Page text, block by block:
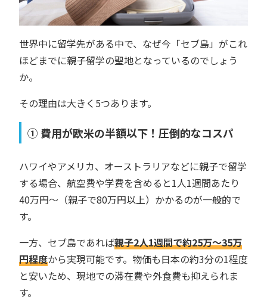
世界中に留学先がある中で、なぜ今「セブ島」がこれ
ほどまでに親子留学の聖地となっているのでしょう
か。
その理由は大きく5つあります。
① 費用が欧米の半額以下！圧倒的なコスパ
ハワイやアメリカ、オーストラリアなどに親子で留学
する場合、航空費や学費を含めると1人1週間あたり
40万円〜（親子で80万円以上）かかるのが一般的で
す。
一方、セブ島であれば親子2人1週間で約25万〜35万
円程度から実現可能です。物価も日本の約3分の1程度
と安いため、現地での滞在費や外食費も抑えられま
す。